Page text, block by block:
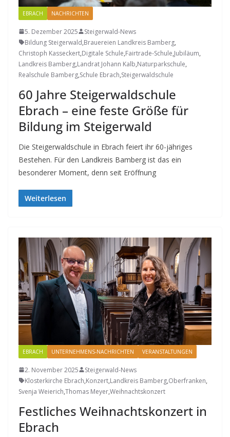
EBRACH NACHRICHTEN
5. Dezember 2025
Steigerwald-News
Bildung Steigerwald,Brauereien Landkreis Bamberg,
Christoph Kasseckert,Digitale Schule,Fairtrade-Schule,Jubiläum,
Landkreis Bamberg,Landrat Johann Kalb,Naturparkschule,
Realschule Bamberg,Schule Ebrach,Steigerwaldschule
60 Jahre Steigerwaldschule
Ebrach – eine feste Größe für
Bildung im Steigerwald
Die Steigerwaldschule in Ebrach feiert ihr 60-jähriges
Bestehen. Für den Landkreis Bamberg ist das ein
besonderer Moment, denn seit Eröffnung
Weiterlesen
EBRACH UNTERNEHMENS-NACHRICHTEN VERANSTALTUNGEN
2. November 2025
Steigerwald-News
Klosterkirche Ebrach,Konzert,Landkreis Bamberg,Oberfranken,
Svenja Weierich,Thomas Meyer,Weihnachtskonzert
Festliches Weihnachtskonzert in
Ebrach